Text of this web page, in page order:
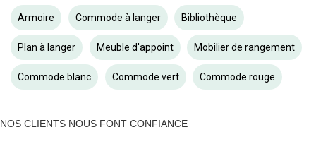
Armoire Commode à langer Bibliothèque
Plan à langer Meuble d'appoint Mobilier de rangement
Commode blanc Commode vert Commode rouge
NOS CLIENTS NOUS FONT CONFIANCE